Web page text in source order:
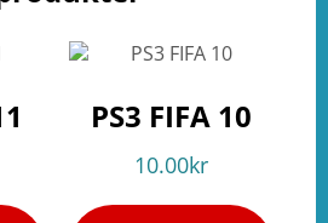
PS3 FIFA 10
10.00kr